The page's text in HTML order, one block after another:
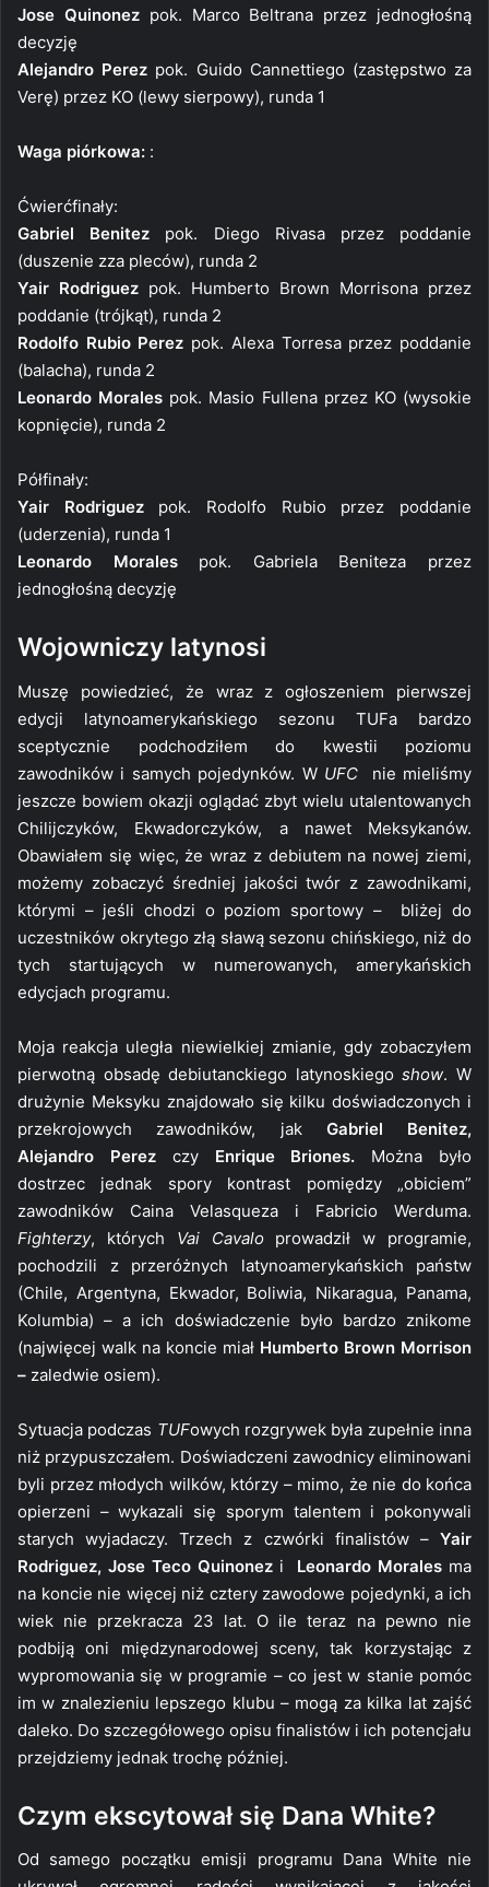
Jose Quinonez pok. Marco Beltrana przez jednogłośną
decyzję
Alejandro Perez pok. Guido Cannettiego (zastępstwo za
Verę) przez KO (lewy sierpowy), runda 1
Waga piórkowa: :
Ćwierćfinały:
Gabriel Benitez pok. Diego Rivasa przez poddanie
(duszenie zza pleców), runda 2
Yair Rodriguez pok. Humberto Brown Morrisona przez
poddanie (trójkąt), runda 2
Rodolfo Rubio Perez pok. Alexa Torresa przez poddanie
(balacha), runda 2
Leonardo Morales pok. Masio Fullena przez KO (wysokie
kopnięcie), runda 2
Półfinały:
Yair Rodriguezpok. Rodolfo Rubio przez poddanie
(uderzenia), runda 1
Leonardo Moralespok. Gabriela Beniteza przez
jednogłośną decyzję
Wojowniczy latynosi
Muszę powiedzieć, że wraz z ogłoszeniem pierwszej
edycji latynoamerykańskiego sezonu TUFa bardzo
sceptycznie podchodziłem do kwestii poziomu
zawodników i samych pojedynków. W UFC
nie mieliśmy
jeszcze bowiem okazji oglądać zbyt wielu utalentowanych
Chilijczyków, Ekwadorczyków, a nawet Meksykanów.
Obawiałem się więc, że wraz z debiutem na nowej ziemi,
możemy zobaczyć średniej jakości twór z zawodnikami,
którymi – jeśli chodzi o poziom sportowy – bliżej do
uczestników okrytego złą sławą sezonu chińskiego, niż do
tych startujących w numerowanych, amerykańskich
edycjach programu.
Moja reakcja uległa niewielkiej zmianie, gdy zobaczyłem
pierwotną obsadę debiutanckiego latynoskiegoshow. W
drużynie Meksyku znajdowało się kilku doświadczonych i
przekrojowych zawodników, jak Gabriel Benitez,
Alejandro Perez czy Enrique Briones. Można było
dostrzec jednak spory kontrast pomiędzy „obiciem”
zawodników Caina Velasqueza i Fabricio Werduma.
Fighterzy, których Vai Cavaloprowadził w programie,
pochodzili z przeróżnych latynoamerykańskich państw
(Chile, Argentyna, Ekwador, Boliwia, Nikaragua, Panama,
Kolumbia) – a ich doświadczenie było bardzo znikome
(najwięcej walk na koncie miał Humberto Brown Morrison
– zaledwie osiem).
Sytuacja podczas TUFowych rozgrywek była zupełnie inna
niż przypuszczałem. Doświadczeni zawodnicy eliminowani
byli przez młodych wilków, którzy – mimo, że nie do końca
opierzeni – wykazali się sporym talentem i pokonywali
starych wyjadaczy. Trzech z czwórki finalistów – Yair
Rodriguez, Jose Teco Quinonez i Leonardo Morales ma
na koncie nie więcej niż cztery zawodowe pojedynki, a ich
wiek nie przekracza 23 lat. O ile teraz na pewno nie
podbiją oni międzynarodowej sceny, tak korzystając z
wypromowania się w programie – co jest w stanie pomóc
im w znalezieniu lepszego klubu – mogą za kilka lat zajść
daleko. Do szczegółowego opisu finalistów i ich potencjału
przejdziemy jednak trochę później.
Czym ekscytował się Dana White?
Od samego początku emisji programu Dana White nie